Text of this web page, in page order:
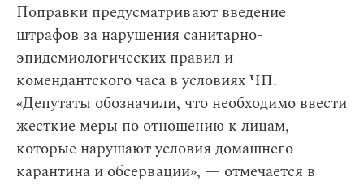
Поправки предусматривают введение
штрафов за нарушения санитарно-
эпидемиологических правил и
комендантского часа в условиях ЧП.
«Депутаты обозначили, что необходимо ввести
жесткие меры по отношению к лицам,
которые нарушают условия домашнего
карантина и обсервации», — отмечается в